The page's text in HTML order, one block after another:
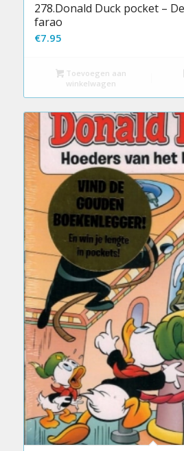
278.Donald Duck pocket –
farao
€7.95
Toevoegen aan
winkelwagen